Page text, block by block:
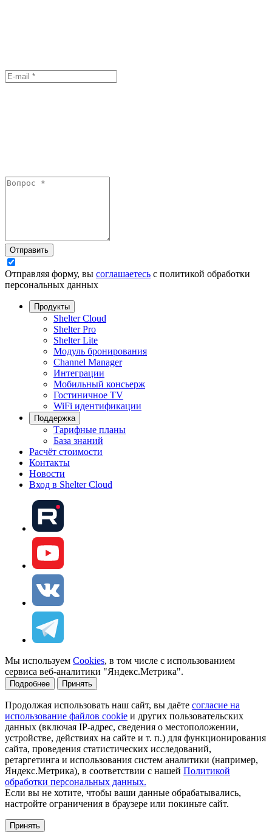
Отправить
Отправляя форму, вы соглашаетесь с политикой обработки
персональных данных
Продукты
Shelter Cloud
Shelter Pro
Shelter Lite
Модуль бронирования
Channel Manager
Интеграции
Мобильный консьерж
Гостиничное TV
WiFi идентификации
Поддержка
Тарифные планы
База знаний
Расчёт стоимости
Контакты
Новости
Вход в Shelter Cloud
Мы используем Cookies, в том числе с использованием
сервиса веб-аналитики "Яндекс.Метрика".
Подробнее Принять
Продолжая использовать наш сайт, вы даёте согласие на
использование файлов cookie и других пользовательских
данных (включая IP-адрес, сведения о местоположении,
устройстве, действиях на сайте и т. п.) для функционирования
сайта, проведения статистических исследований,
ретаргетинга и использования систем аналитики (например,
Яндекс.Метрика), в соответствии с нашей Политикой
обработки персональных данных.
Если вы не хотите, чтобы ваши данные обрабатывались,
настройте ограничения в браузере или покиньте сайт.
Принять